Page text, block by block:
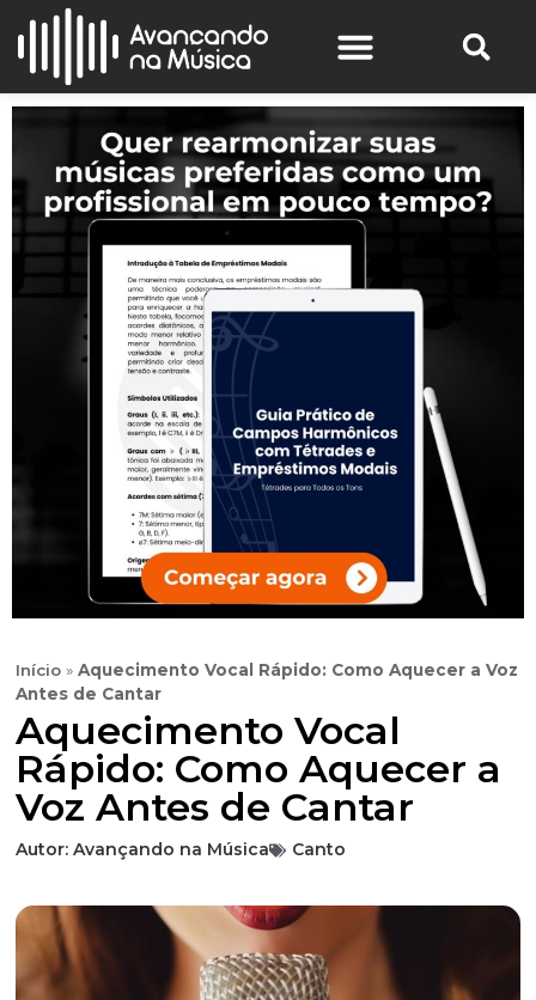
Início »Aquecimento Vocal Rápido: Como Aquecer a Voz
Antes de Cantar
Aquecimento Vocal
Rápido: Como Aquecer a
Voz Antes de Cantar
Autor:Avançando na Música Canto